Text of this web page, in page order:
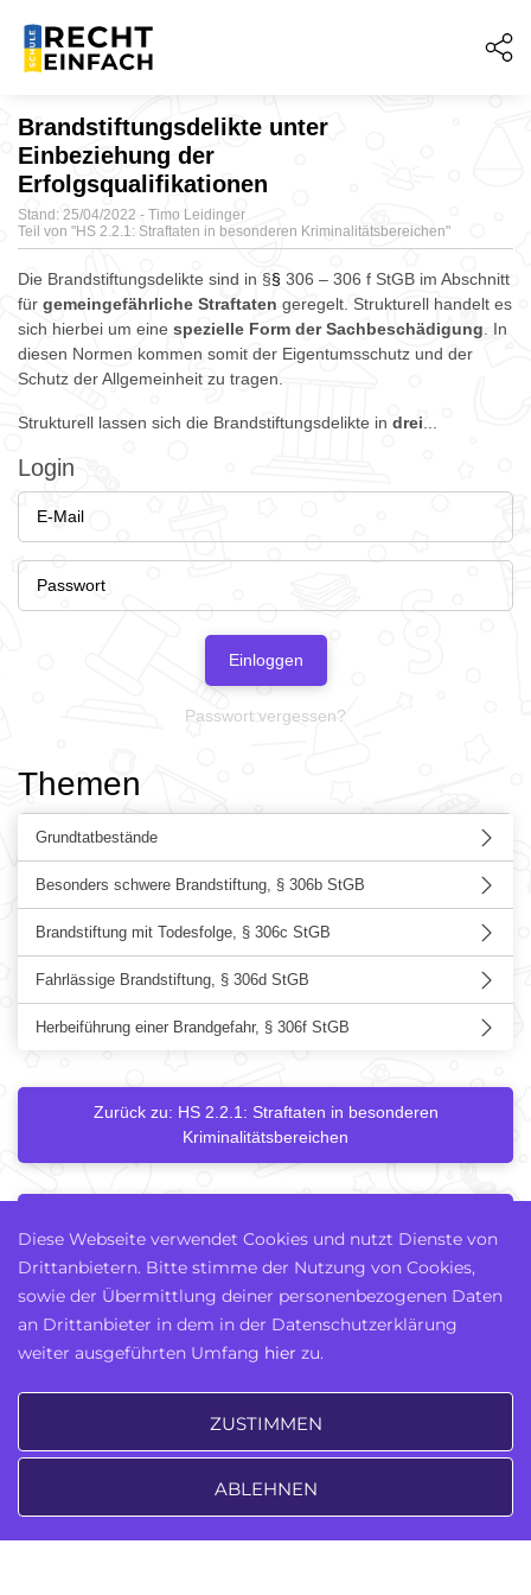
Zuhause
Brandstiftungsdelikte unter
Einbeziehung der
Erfolgsqualifikationen
Stand: 25/04/2022 - Timo Leidinger
Teil von "HS 2.2.1: Straftaten in besonderen Kriminalitätsbereichen"
Die Brandstiftungsdelikte sind in §§ 306 – 306 f StGB im Abschnitt
für gemeingefährliche Straftaten geregelt. Strukturell handelt es
sich hierbei um eine spezielle Form der Sachbeschädigung . In
diesen Normen kommen somit der Eigentumsschutz und der
Schutz der Allgemeinheit zu tragen.
Strukturell lassen sich die Brandstiftungsdelikte in drei
Login
Einloggen
Passwort vergessen?
Notes
Themen
Grundtatbestände
Besonders schwere Brandstiftung, § 306b StGB
Brandstiftung mit Todesfolge, § 306c StGB
Fahrlässige Brandstiftung, § 306d StGB
Herbeiführung einer Brandgefahr, § 306f StGB
Zurück zu: HS 2.2.1: Straftaten in besonderen
Kriminalitätsbereichen
Diese Webseite verwendet Cookies und nutzt Dienste von
Drittanbietern. Bitte stimme der Nutzung von Cookies,
sowie der Übermittlung deiner personenbezogenen Daten
an Drittanbieter in dem in der Datenschutzerklärung
weiter ausgeführten Umfang hier zu.
ZUSTIMMEN
ABLEHNEN